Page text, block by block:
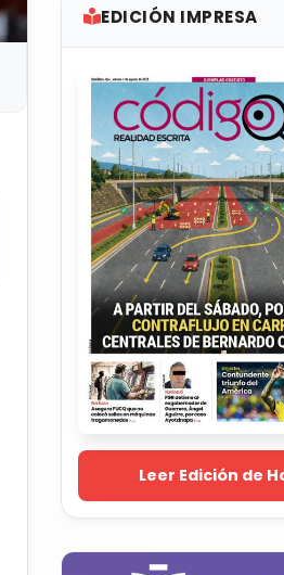
EDICIÓN IMPRESA
Leer Edición de